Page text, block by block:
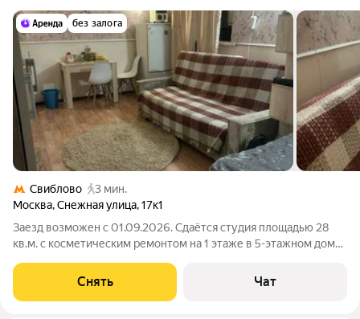
без залога
Свиблово
3 мин.
Москва,Снежная улица,17к1
Заезд возможен с 01.09.2026. Сдаётся студия площадью 28
кв.м. с косметическим ремонтом на 1 этаже в 5-этажном доме
есть парковка
Снять Чат